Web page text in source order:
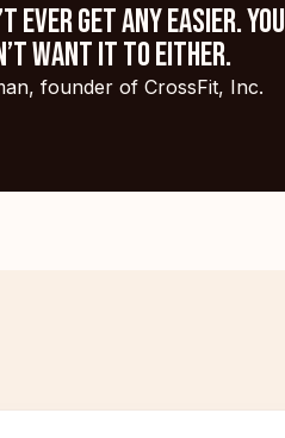
ever get any easier. You
want it to either.
founder of CrossFit, Inc.